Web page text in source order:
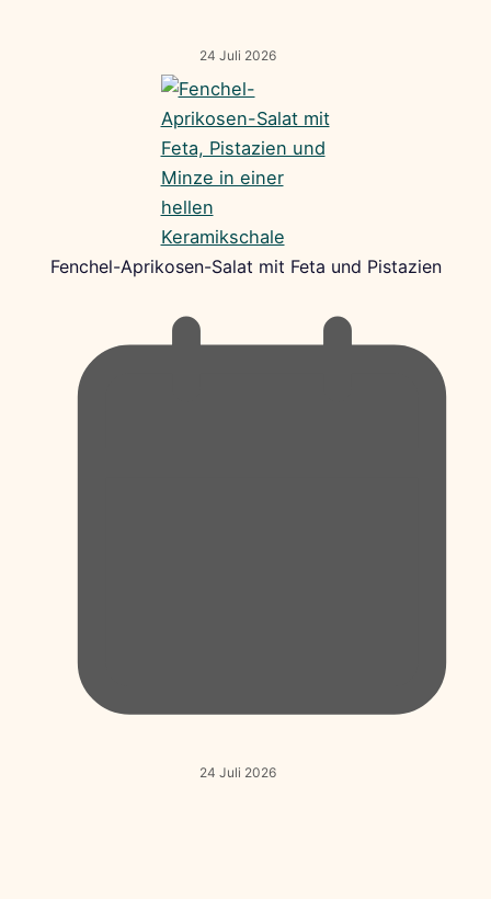
24 Juli 2026
Fenchel-Aprikosen-Salat mit Feta und Pistazien
24 Juli 2026